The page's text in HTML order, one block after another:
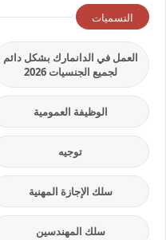
التسميات
العمل في الدانمارك بشكل دائم
لجميع الجنسيات 2026
الوظيفة العمومية
توجيه
سلك الإجازة المهنية
سلك المهندسين